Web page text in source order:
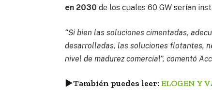
en 2030 de los cuales 60 GW serían
“Si bien las soluciones cimentadas,
desarrolladas, las soluciones flotantes,
nivel de madurez comercial”, comentó
►También puedes leer:ELOGEN Y